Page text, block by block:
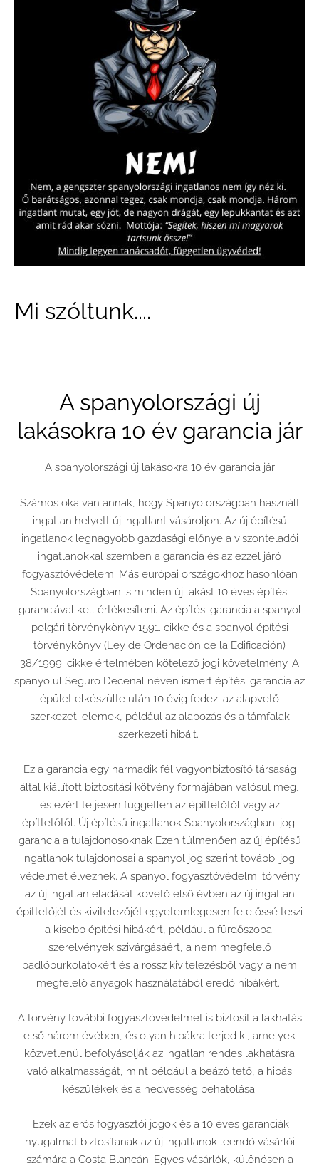
Mi szóltunk....
A spanyolországi új
lakásokra 10 év garancia jár
A spanyolországi új lakásokra 10 év garancia jár
Számos oka van annak, hogy Spanyolországban használt
ingatlan helyett új ingatlant vásároljon. Az új építésű
ingatlanok legnagyobb gazdasági előnye a viszonteladói
ingatlanokkal szemben a garancia és az ezzel járó
fogyasztóvédelem. Más európai országokhoz hasonlóan
Spanyolországban is minden új lakást 10 éves építési
garanciával kell értékesíteni. Az építési garancia a spanyol
polgári törvénykönyv 1591. cikke és a spanyol építési
törvénykönyv (Ley de Ordenación de la Edificación)
38/1999. cikke értelmében kötelező jogi követelmény. A
spanyolul Seguro Decenal néven ismert építési garancia az
épület elkészülte után 10 évig fedezi az alapvető
szerkezeti elemek, például az alapozás és a támfalak
szerkezeti hibáit.
Ez a garancia egy harmadik fél vagyonbiztosító társaság
által kiállított biztosítási kötvény formájában valósul meg,
és ezért teljesen független az építtetőtől vagy az
építtetőtől. Új építésű ingatlanok Spanyolországban: jogi
garancia a tulajdonosoknak Ezen túlmenően az új építésű
ingatlanok tulajdonosai a spanyol jog szerint további jogi
védelmet élveznek. A spanyol fogyasztóvédelmi törvény
az új ingatlan eladását követő első évben az új ingatlan
építtetőjét és kivitelezőjét egyetemlegesen felelőssé teszi
a kisebb építési hibákért, például a fürdőszobai
szerelvények szivárgásáért, a nem megfelelő
padlóburkolatokért és a rossz kivitelezésből vagy a nem
megfelelő anyagok használatából eredő hibákért.
A törvény további fogyasztóvédelmet is biztosít a lakhatás
első három évében, és olyan hibákra terjed ki, amelyek
közvetlenül befolyásolják az ingatlan rendes lakhatásra
való alkalmasságát, mint például a beázó tető, a hibás
készülékek és a nedvesség behatolása.
Ezek az erős fogyasztói jogok és a 10 éves garanciák
nyugalmat biztosítanak az új ingatlanok leendő vásárlói
számára a Costa Blancán. Egyes vásárlók, különösen a